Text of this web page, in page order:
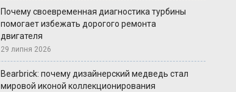
Почему своевременная диагностика турбины
помогает избежать дорогого ремонта
двигателя
29 липня 2026
Bearbrick: почему дизайнерский медведь стал
мировой иконой коллекционирования